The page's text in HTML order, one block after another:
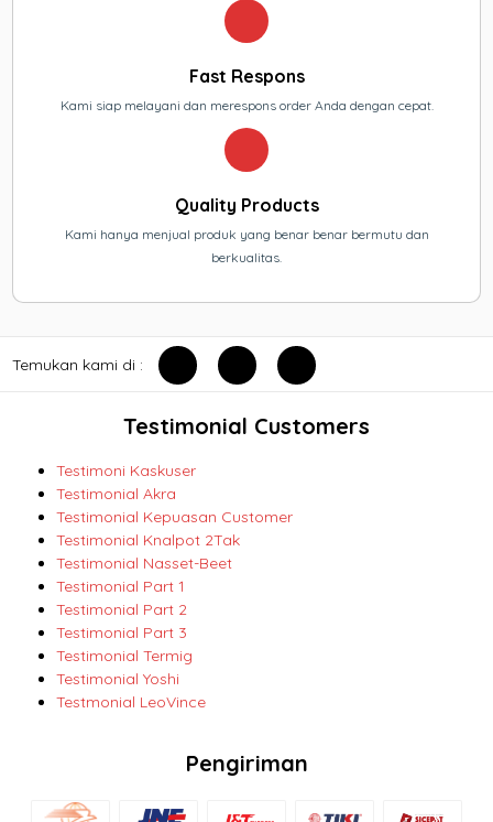
Fast Respons
Kami siap melayani dan merespons order Anda dengan cepat.
Quality Products
Kami hanya menjual produk yang benar benar bermutu dan
berkualitas.
Temukan kami di :
Testimonial Customers
Testimoni Kaskuser
Testimonial Akra
Testimonial Kepuasan Customer
Testimonial Knalpot 2Tak
Testimonial Nasset-Beet
Testimonial Part 1
Testimonial Part 2
Testimonial Part 3
Testimonial Termig
Testimonial Yoshi
Testmonial LeoVince
Pengiriman